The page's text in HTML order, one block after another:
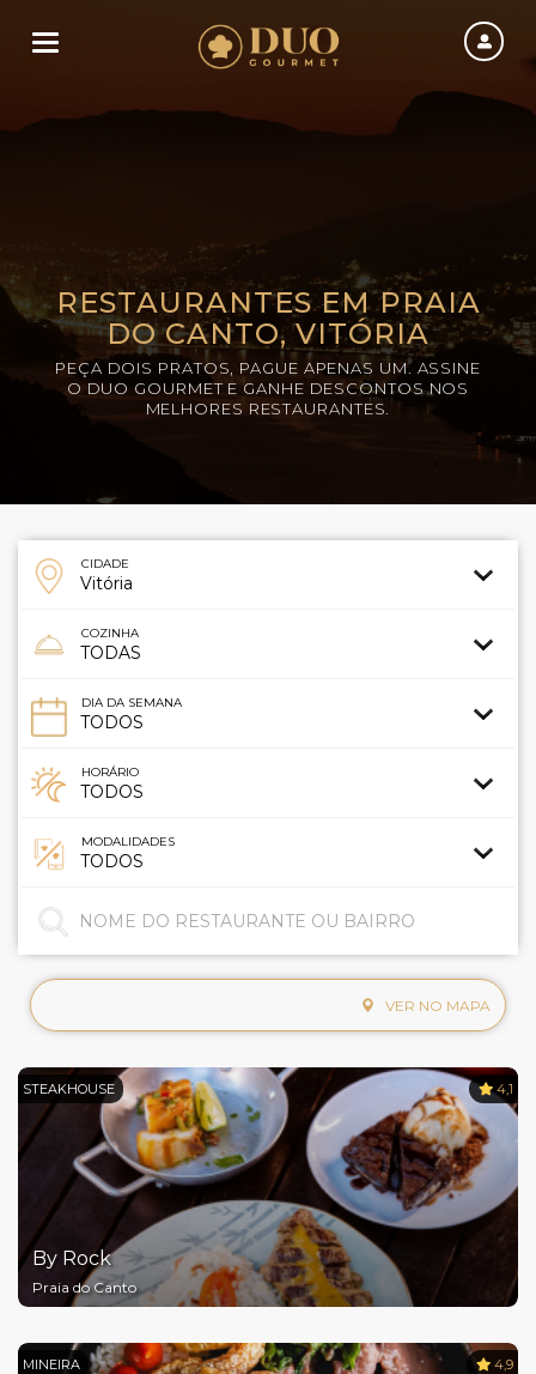
Toggle navigation
RESTAURANTES EM PRAIA
DO CANTO, VITÓRIA
PEÇA DOIS PRATOS, PAGUE APENAS UM. ASSINE
O DUO GOURMET E GANHE DESCONTOS NOS
MELHORES RESTAURANTES.
CIDADE
COZINHA
DIA DA SEMANA
HORÁRIO
MODALIDADES
VER NO MAPA
STEAKHOUSE 4,1
By Rock
Praia do Canto
MINEIRA 4,9